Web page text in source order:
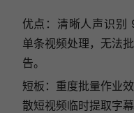
优点：清晰人声识别
单条视频处理，无法
告。
短板：重度批量作业
散短视频临时提取字幕